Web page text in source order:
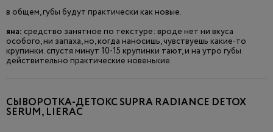
в общем, губы будут практически как новые.
яна: средство занятное по текстуре: вроде нет ни вкуса
особого, ни запаха, но, когда наносишь, чувствуешь какие-то
крупинки. спустя минут 10-15 крупинки тают, и на утро губы
действительно практические новенькие.
СЫВОРОТКА-ДЕТОКС SUPRA RADIANCE DETOX
SERUM, LIERAC